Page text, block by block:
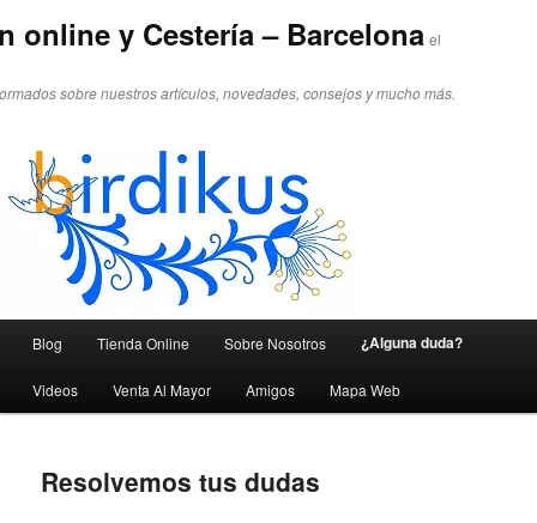
online y Cestería – Barcelona el
sobre nuestros artículos, novedades, consejos y mucho más.
Ir al contenido principal
Ir al contenido secundario
Blog Tienda Online Sobre Nosotros ¿Alguna duda?
Videos Venta Al Mayor Amigos Mapa Web
Resolvemos tus dudas